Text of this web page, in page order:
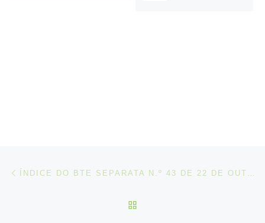
Post navigation